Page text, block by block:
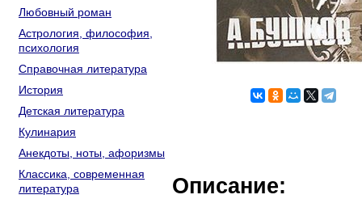
Любовный роман
Астрология, философия,
психология
Справочная литература
История
Детская литература
Кулинария
Анекдоты, ноты, афоризмы
Классика, современная
литература
Описание: